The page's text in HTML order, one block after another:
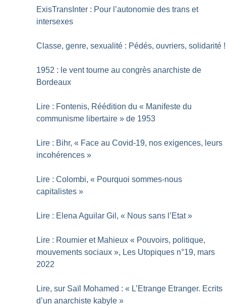
ExisTransInter : Pour l’autonomie des trans et
intersexes
Classe, genre, sexualité : Pédés, ouvriers, solidarité !
1952 : le vent tourne au congrès anarchiste de
Bordeaux
Lire : Fontenis, Réédition du « Manifeste du
communisme libertaire » de 1953
Lire : Bihr, « Face au Covid-19, nos exigences, leurs
incohérences »
Lire : Colombi, « Pourquoi sommes-nous
capitalistes »
Lire : Elena Aguilar Gil, « Nous sans l’Etat »
Lire : Roumier et Mahieux « Pouvoirs, politique,
mouvements sociaux », Les Utopiques n°19, mars
2022
Lire, sur Saïl Mohamed : « L’Etrange Etranger. Ecrits
d’un anarchiste kabyle »